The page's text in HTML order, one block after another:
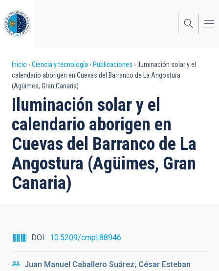
al
contenido
principal
Sobrescribir
enlaces
de
ayuda
a
la
navegación
Inicio Ciencia y tecnología Publicaciones
Iluminación solar y el
calendario aborigen en Cuevas del Barranco de La Angostura
(Agüimes, Gran Canaria)
Iluminación solar y el
calendario aborigen en
Cuevas del Barranco de La
Angostura (Agüimes, Gran
Canaria)
DOI 10.5209/cmpl.88946
Juan Manuel Caballero Suárez; César Esteban